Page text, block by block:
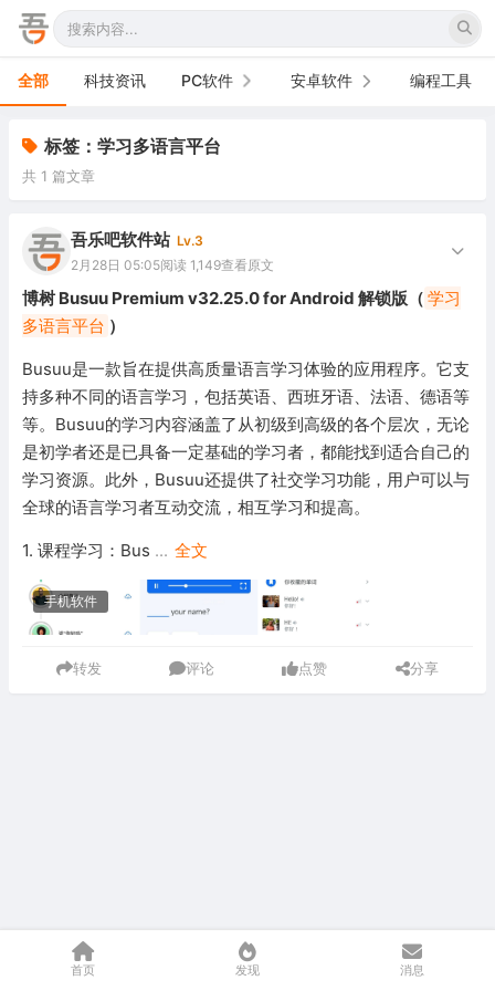
首页 发现 消息
全部 科技资讯 PC软件
办公软件
网络软件
图形图像
游戏娱乐
安全防御
系统下载
系统工具
安卓软件
手机软件
电视软件
车机软件
编程工具
标签：学习多语言平台
共 1 篇文章
吾乐吧软件站 Lv.3
2月28日 05:05阅读 1,149查看原文
博树 Busuu Premium v32.25.0 for Android 解锁版（ 学习
多语言平台 ）
Busuu是一款旨在提供高质量语言学习体验的应用程序。它支
持多种不同的语言学习，包括英语、西班牙语、法语、德语等
等。Busuu的学习内容涵盖了从初级到高级的各个层次，无论
是初学者还是已具备一定基础的学习者，都能找到适合自己的
学习资源。此外，Busuu还提供了社交学习功能，用户可以与
全球的语言学习者互动交流，相互学习和提高。
1. 课程学习：Bus ... 全文
手机软件
转发 评论 点赞 分享